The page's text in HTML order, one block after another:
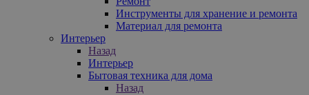
Инструменты для хранение и ремонта
Материал для ремонта
Интерьер
Назад
Интерьер
Бытовая техника для дома
Назад